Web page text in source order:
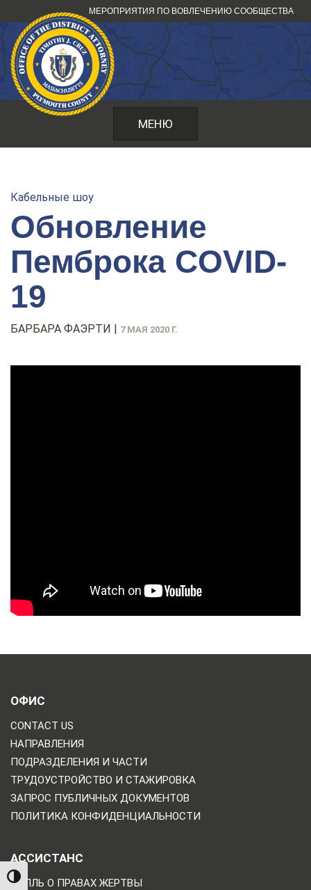
TOGGLE HIGH CONTRAST
к
содержанию
МЕРОПРИЯТИЯ ПО ВОВЛЕЧЕНИЮ СООБЩЕСТВА
МЕНЮ
Кабельные шоу
Обновление
Пемброка COVID-
19
БАРБАРА ФАЭРТИ | 7 МАЯ 2020 Г.
ОФИС
CONTACT US
НАПРАВЛЕНИЯ
ПОДРАЗДЕЛЕНИЯ И ЧАСТИ
ТРУДОУСТРОЙСТВО И СТАЖИРОВКА
ЗАПРОС ПУБЛИЧНЫХ ДОКУМЕНТОВ
ПОЛИТИКА КОНФИДЕНЦИАЛЬНОСТИ
АССИСТАНС
БИЛЛЬ О ПРАВАХ ЖЕРТВЫ